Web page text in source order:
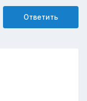
Ответить